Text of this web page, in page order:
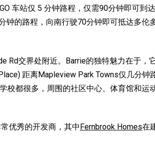
车站仅 5 分钟路程，仅需90分钟即可到
的路程，向南行驶70分钟即可抵达多伦
Rd交界处附近。Barrie的独特魅力在于，
距离Mapleview Park Towns仅几分钟
都很多，周围的社区中心、体育馆和运
优秀的开发商，其中 Fernbrook Homes在